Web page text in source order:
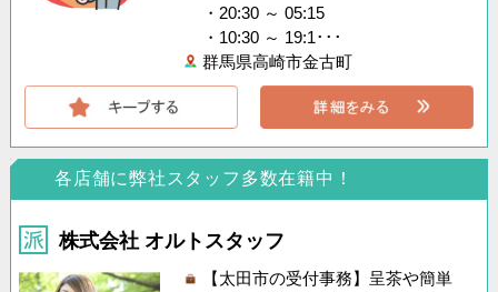
・20:30 ～ 05:15
・10:30 ～ 19:1･･･
群馬県高崎市金古町
各店舗に弊社スタッフ多数在籍中！
株式会社 オルトスタッフ
【太田市の受付事務】呈茶や簡単